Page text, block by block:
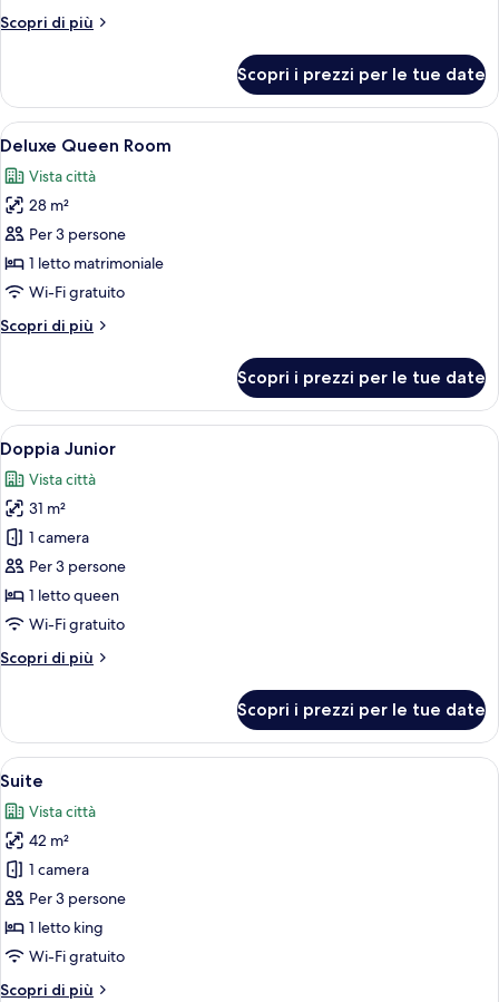
Scopri di più
Altri
Double
Room
Scopri i prezzi per le tue date
Apri
tutte
le
foto
per
Deluxe
Queen
Camera d'albergo con un letto
15
Deluxe Queen Room
Vista città
28 m²
Per 3 persone
1 letto matrimoniale
Wi-Fi gratuito
Scopri di più
Altri
Queen
Room
Scopri i prezzi per le tue date
Apri
tutte
le
foto
per
Doppia
Junior
Camera d'albergo con una
13
Doppia Junior
Vista città
31 m²
1 camera
Per 3 persone
1 letto queen
Wi-Fi gratuito
Scopri di più
Altri
Junior
Scopri i prezzi per le tue date
Apri
tutte
le
foto
per
Suite
Una camera d'albergo con un letto
16
Suite
Vista città
42 m²
1 camera
Per 3 persone
1 letto king
Wi-Fi gratuito
Scopri di più
Altri